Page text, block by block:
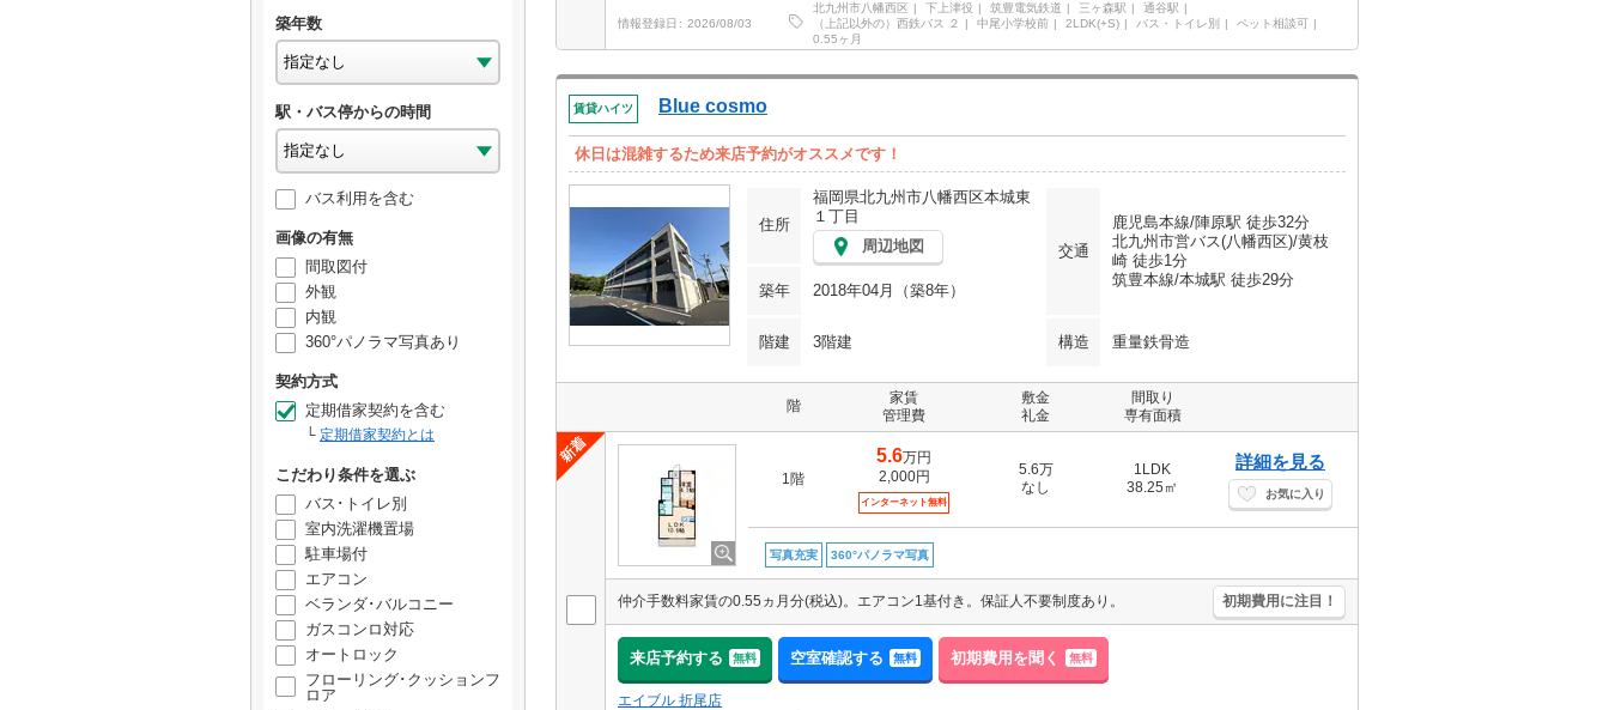
築年数
駅・バス停からの時間
バス利用を含む
画像の有無
間取図付
外観
内観
360°パノラマ写真あり
契約方式
定期借家契約を含む
定期借家契約とは
こだわり条件を選ぶ
バス･トイレ別
室内洗濯機置場
駐車場付
エアコン
ベランダ･バルコニー
ガスコンロ対応
オートロック
フローリング･クッションフ
ロア
情報登録日 2026/08/03
北九州市八幡西区 下上津役 筑豊電気鉄道 三ヶ森駅
通谷駅
（上記以外の）西鉄バス ２
中尾小学校前 2LDK(+S) バス・トイレ別
ペット相談可
0.55ヶ月
賃貸ハイツ Blue cosmo
休日は混雑するため来店予約がオススメです！
住所
福岡県北九州市八幡西区本城東
１丁目
周辺地図
交通
鹿児島本線/陣原駅 徒歩32分
北九州市営バス(八幡西区)/黄枝
崎 徒歩1分
筑豊本線/本城駅 徒歩29分
築年 2018年04月（築8年）
階建 3階建 構造 重量鉄骨造
階
家賃
管理費
敷金
礼金
間取り
専有面積
1階
5.6万円
2,000円
インターネット無料
5.6万
なし
1LDK
38.25㎡
詳細を見る
お気に入り
写真充実 360°パノラマ写真
仲介手数料家賃の0.55ヵ月分(税込)。エアコン1基付き。保証人不要制度あり。 初期費用に注目！
来店予約する 無料 空室確認する 無料 初期費用を聞く 無料
エイブル 折尾店